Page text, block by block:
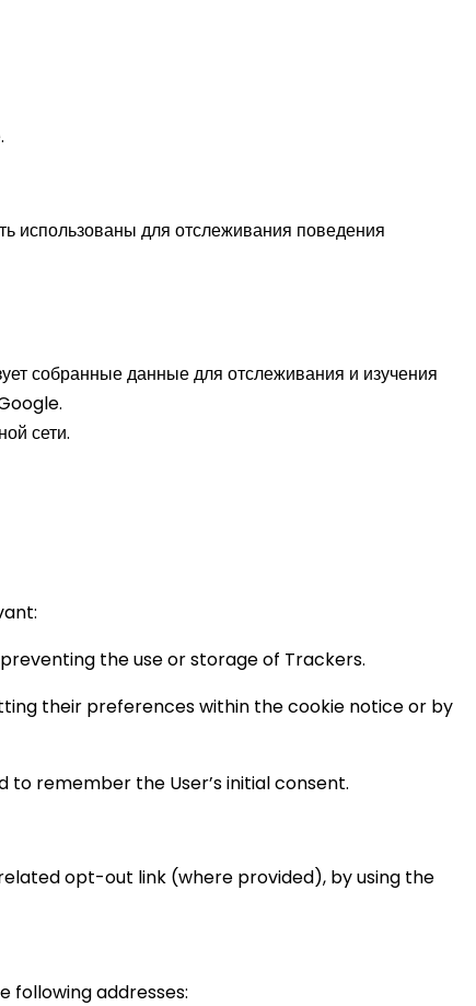
использованы для отслеживания поведения
собранные данные для отслеживания и изучения
сети.
the use or storage of Trackers.
their preferences within the cookie notice or by
to remember the User’s initial consent.
opt-out link (where provided), by using the
following addresses: